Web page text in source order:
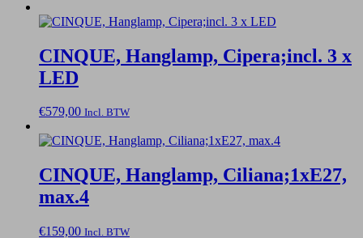
CINQUE, Hanglamp, Cipera;incl. 3 x
LED
€579,00 Incl. BTW
CINQUE, Hanglamp, Ciliana;1xE27,
max.4
€159,00 Incl. BTW